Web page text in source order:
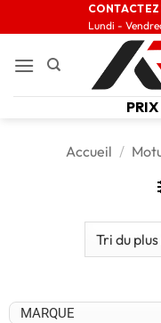
Lundi -
Accueil /